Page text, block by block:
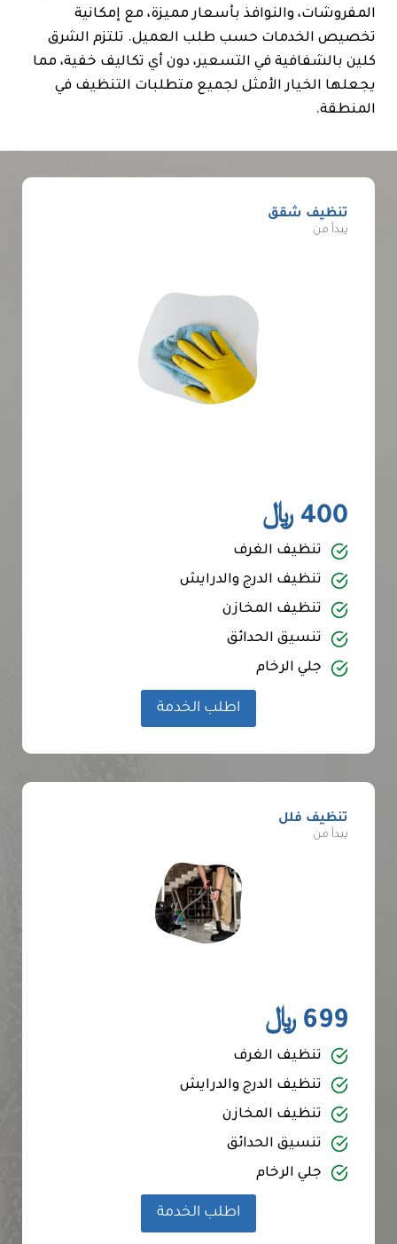
المفروشات، والنوافذ بأسعار مميزة، مع إمكانية
تخصيص الخدمات حسب طلب العميل. تلتزم الشرق
كلين بالشفافية في التسعير، دون أي تكاليف خفية، مما
يجعلها الخيار الأمثل لجميع متطلبات التنظيف في
المنطقة.
تنظيف شقق
يبدأ من
400 ﷼
تنظيف الغرف
تنظيف الدرج والدرايش
تنظيف المخازن
تنسيق الحدائق
جلي الرخام
اطلب الخدمة
تنظيف فلل
يبدأ من
699 ﷼
تنظيف الغرف
تنظيف الدرج والدرايش
تنظيف المخازن
تنسيق الحدائق
جلي الرخام
اطلب الخدمة